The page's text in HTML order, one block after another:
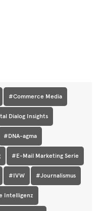
#Commerce Media
Dialog Insights
#DNA-agma
#E-Mail Marketing Serie
#IVW #Journalismus
Intelligenz